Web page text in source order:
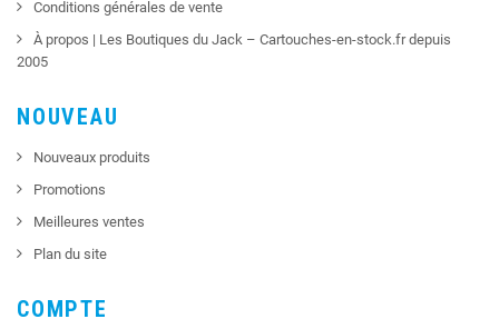
Conditions générales de vente
À propos | Les Boutiques du Jack – Cartouches-en-stock.fr depuis
2005
NOUVEAU
Nouveaux produits
Promotions
Meilleures ventes
Plan du site
COMPTE